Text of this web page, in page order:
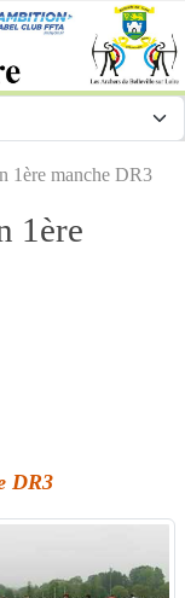
1ère manche DR3
1ère
DR3